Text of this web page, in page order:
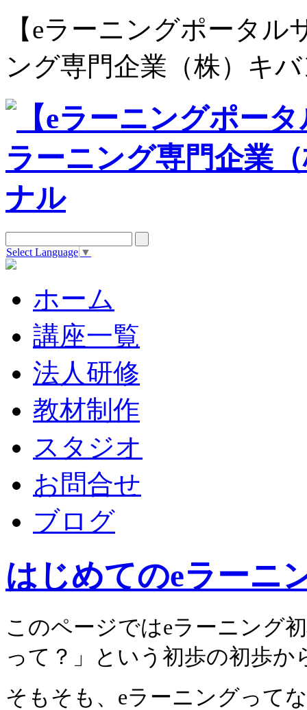
【eラーニングポータル
ング専門企業（株）キ
Select Language ▼
ホーム
講座一覧
法人研修
教材制作
スタジオ
お問合せ
ブログ
はじめてのeラーニ
このページではeラーニング
って？」という初歩の初歩
そもそも、eラーニングって